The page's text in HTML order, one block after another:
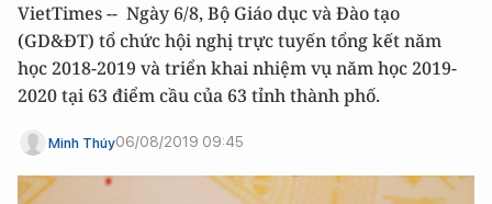
VietTimes -- Ngày 6/8, Bộ Giáo dục và Đào tạo
(GD&ĐT) tổ chức hội nghị trực tuyến tổng kết năm
học 2018-2019 và triển khai nhiệm vụ năm học 2019-
2020 tại 63 điểm cầu của 63 tỉnh thành phố.
Minh Thúy06/08/2019 09:45